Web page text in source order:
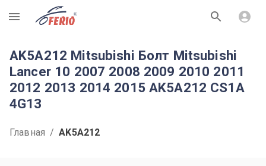
R
AK5A212 Mitsubishi Болт Mitsubishi
Lancer 10 2007 2008 2009 2010 2011
2012 2013 2014 2015 AK5A212 CS1A
4G13
Главная / AK5A212